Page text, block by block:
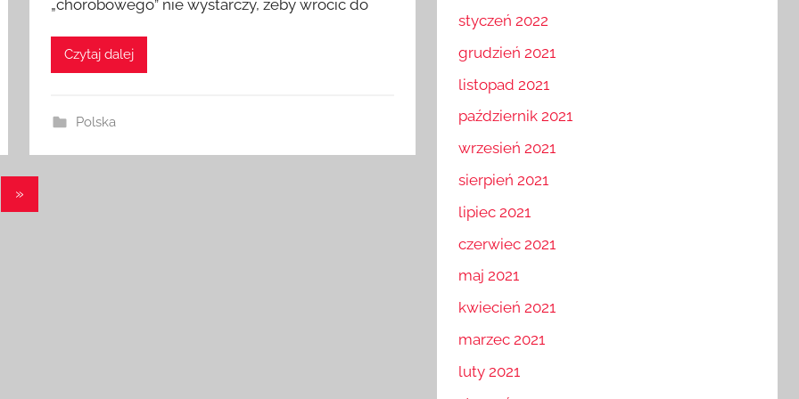
„chorobowego” nie wystarczy, żeby wrócić do
Czytaj dalej
styczeń 2022
grudzień 2021
listopad 2021
październik 2021
sierpień 2021
lipiec 2021
czerwiec 2021
maj 2021
luty 2021